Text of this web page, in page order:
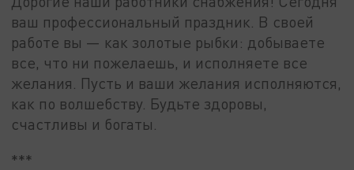
ваш профессиональный праздник. В своей
работе вы — как золотые рыбки: добываете
все, что ни пожелаешь, и исполняете все
желания. Пусть и ваши желания исполняются,
как по волшебству. Будьте здоровы,
счастливы и богаты.
***